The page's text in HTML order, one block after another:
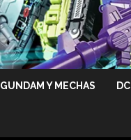
GUNDAM Y MECHAS DC